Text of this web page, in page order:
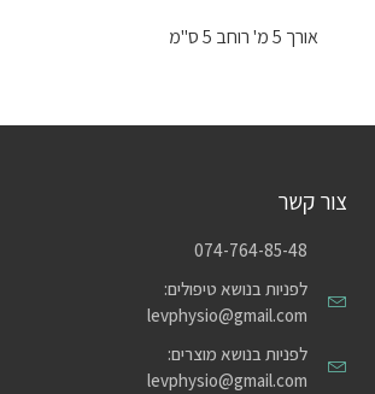
אורך 5 מ' רוחב 5 ס"מ
צור קשר
074-764-85-48
לפניות בנושא טיפולים:
levphysio@gmail.com
לפניות בנושא מוצרים:
levphysio@gmail.com